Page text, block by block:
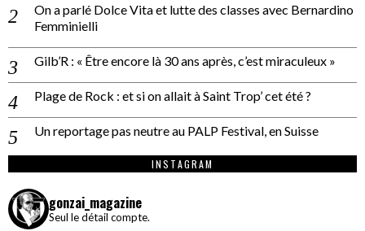
On a parlé Dolce Vita et lutte des classes avec Bernardino
Femminielli
Gilb’R : « Être encore là 30 ans après, c’est miraculeux »
Plage de Rock : et si on allait à Saint Trop’ cet été ?
Un reportage pas neutre au PALP Festival, en Suisse
INSTAGRAM
gonzai_magazine
Seul le détail compte.